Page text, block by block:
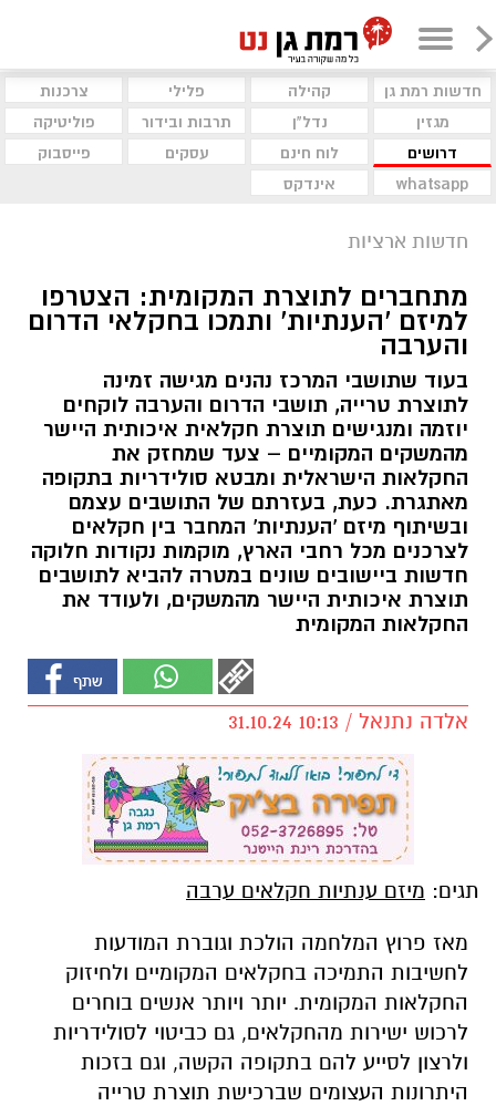
חדשות רמת גן קהילה פלילי
צרכנות
מגזין
נדל"ן תרבות ובידור
פוליטיקה
דרושים
לוח חינם עסקים
פייסבוק
whatsapp
אינדקס
חדשות ארציות
מתחברים לתוצרת המקומית: הצטרפו
למיזם 'הענתיות' ותמכו בחקלאי הדרום
והערבה
בעוד שתושבי המרכז נהנים מגישה זמינה
לתוצרת טרייה, תושבי הדרום והערבה לוקחים
יוזמה ומנגישים תוצרת חקלאית איכותית היישר
מהמשקים המקומיים – צעד שמחזק את
החקלאות הישראלית ומבטא סולידריות בתקופה
מאתגרת. כעת, בעזרתם של התושבים עצמם
ובשיתוף מיזם 'הענתיות' המחבר בין חקלאים
לצרכנים מכל רחבי הארץ, מוקמות נקודות חלוקה
חדשות ביישובים שונים במטרה להביא לתושבים
תוצרת איכותית היישר מהמשקים, ולעודד את
החקלאות המקומית
אלדה נתנאל / 10:13 31.10.24
תגים: מיזם ענתיות חקלאים ערבה
מאז פרוץ המלחמה הולכת וגוברת המודעות
לחשיבות התמיכה בחקלאים המקומיים ולחיזוק
החקלאות המקומית. יותר ויותר אנשים בוחרים
לרכוש ישירות מהחקלאים, גם כביטוי לסולידריות
ולרצון לסייע להם בתקופה הקשה, וגם בזכות
היתרונות העצומים שברכישת תוצרת טרייה